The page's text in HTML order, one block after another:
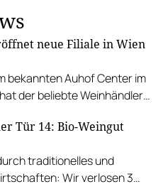
neue Filiale in Wien
bekannten Auhof Center im
der beliebte Weinhändler
Tür 14: Bio-Weingut
traditionelles und
Wir verlosen 3